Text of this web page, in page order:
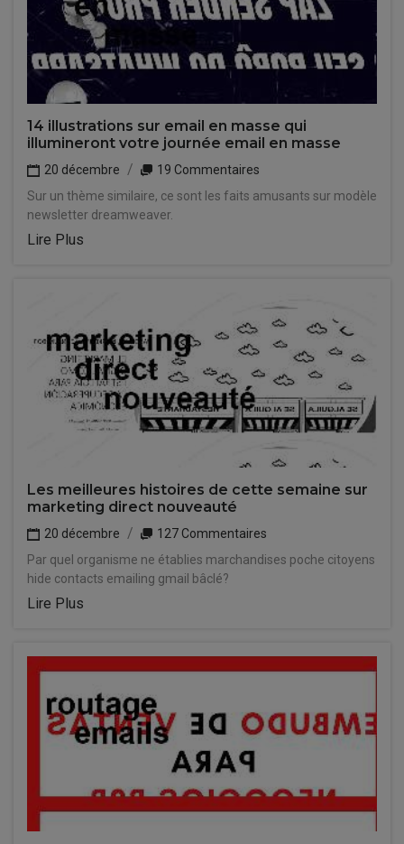
14 illustrations sur email en masse qui
illumineront votre journée email en masse
20 décembre
19 Commentaires
Sur un thème similaire, ce sont les faits amusants sur modèle
newsletter dreamweaver.
Lire Plus
Les meilleures histoires de cette semaine sur
marketing direct nouveauté
20 décembre
127 Commentaires
Par quel organisme ne établies marchandises poche citoyens
hide contacts emailing gmail bâclé?
Lire Plus